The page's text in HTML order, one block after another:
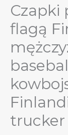
Czapki
flagą
trucker